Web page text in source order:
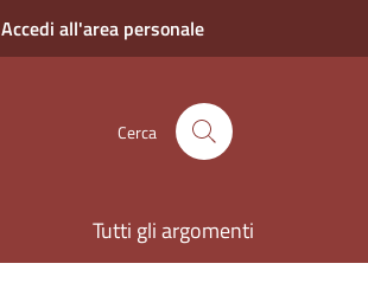
Accedi all'area personale
Cerca
Tutti gli argomenti